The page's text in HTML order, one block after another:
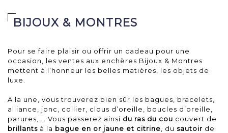
BIJOUX & MONTRES
Pour se faire plaisir ou offrir un cadeau pour une
occasion, les ventes aux enchères Bijoux & Montres
mettent à l’honneur les belles matières, les objets de
luxe.
A la une, vous trouverez bien sûr les bagues, bracelets,
alliance, jonc, collier, clous d’oreille, boucles d’oreille,
parures, … Vous passerez ainsi du ras du cou couvert de
brillants à la bague en or jaune et citrine , du sautoir de